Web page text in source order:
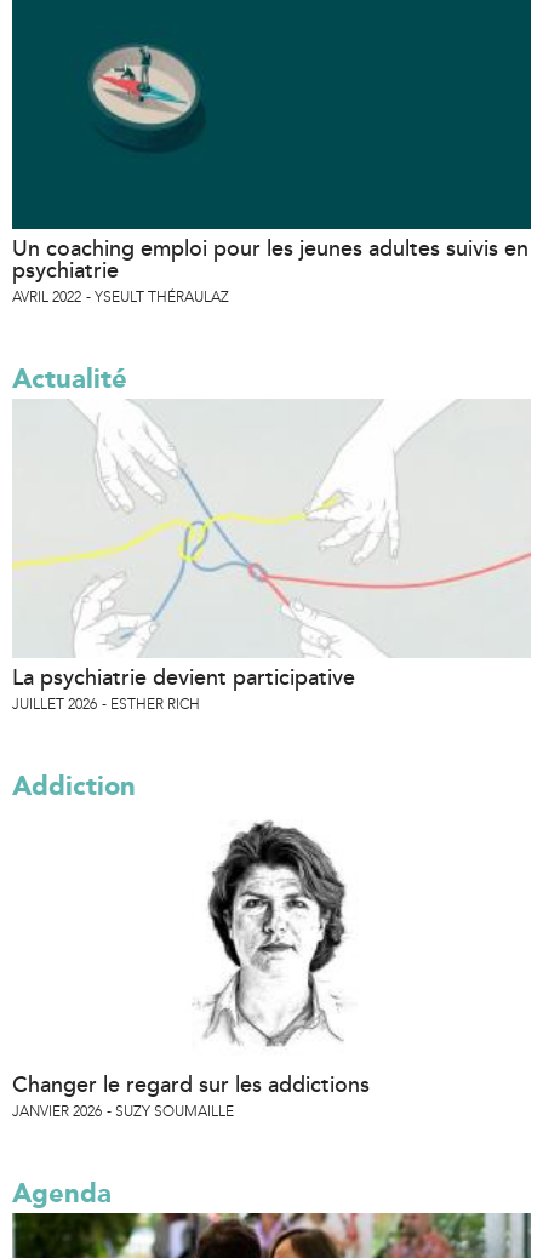
Un coaching emploi pour les jeunes adultes suivis en
psychiatrie
AVRIL 2022 YSEULT THÉRAULAZ
Actualité
La psychiatrie devient participative
JUILLET 2026 ESTHER RICH
Addiction
Changer le regard sur les addictions
JANVIER 2026 SUZY SOUMAILLE
Agenda